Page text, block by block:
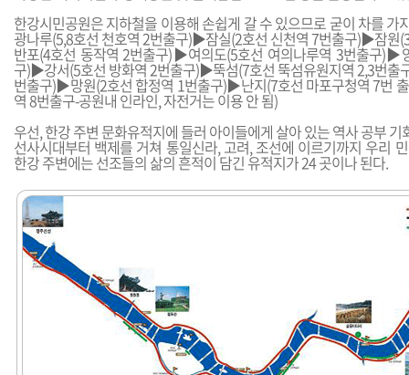
한강시민공원은 지하철을 이용해 손쉽게 갈 수 있으므로 굳이 차를
광나루(5,8호선 천호역 2번출구)▶잠실(2호선 신천역 7번출구)▶잠원
반포(4호선 동작역 2번출구)▶여의도(5호선 여의나루역 3번출구)▶
구)▶강서(5호선 방화역 2번출구)▶뚝섬(7호선 뚝섬유원지역 2,3번출
번출구)▶망원(2호선 합정역 1번출구)▶난지(7호선 마포구청역 7번
역 8번출구-공원내 인라인, 자전거는 이용 안 됨)
우선, 한강 주변 문화유적지에 들러 아이들에게 살아 있는 역사 공부 기
선사시대부터 백제를 거쳐 통일신라, 고려, 조선에 이르기까지 우리
한강 주변에는 선조들의 삶의 흔적이 담긴 유적지가 24 곳이나 된다.